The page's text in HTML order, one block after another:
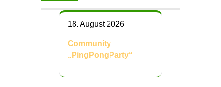
18. August 2026
Community
„PingPongParty“